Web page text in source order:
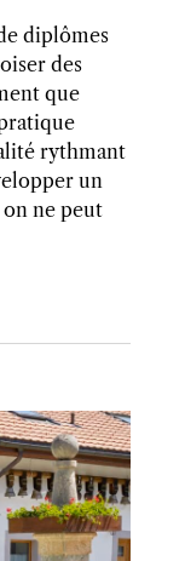
diplômes
des
que
rythmant
un
ne peut